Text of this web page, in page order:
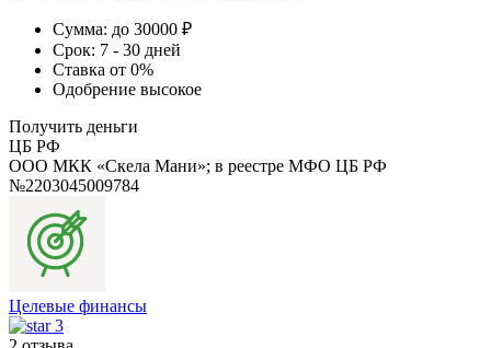
Сумма: до 30000 ₽
Срок: 7 - 30 дней
Ставка от 0%
Одобрение высокое
Получить деньги
ЦБ РФ
ООО МКК «Скела Мани»; в реестре МФО ЦБ РФ
№2203045009784
Целевые финансы
3